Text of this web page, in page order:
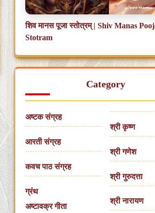
शिव मानस पूजा स्तोत्रम् | Shiv Manas
Stotram
Category
अष्टक संग्रह
आरती संग्रह
कवच पाठ संग्रह
ग्रंथ
अष्टावक्र गीता
श्री कृष्ण
श्री गणेश
श्री गुरुदत्ता
श्री नारायण